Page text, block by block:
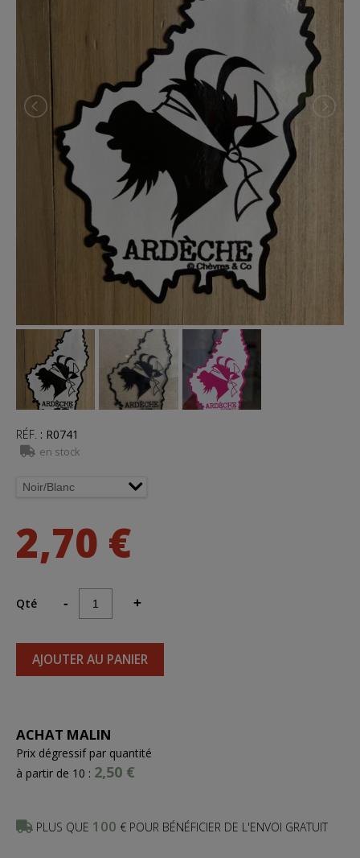
RÉF. : R0741
en stock
2,70 €
Qté - +
AJOUTER AU PANIER
ACHAT MALIN
Prix dégressif par quantité
à partir de 10 : 2,50 €
PLUS QUE 100 € POUR BÉNÉFICIER DE L'ENVOI GRATUIT